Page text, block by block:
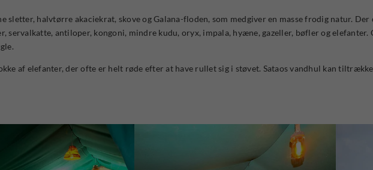
sletter, halvtørre akaciekrat, skove og Galana-floden, som medgiver en masse frodig natur.
servalkatte, antiloper, kongoni, mindre kudu, oryx, impala, hyæne, gazeller, bøfler og
af elefanter, der ofte er helt røde efter at have rullet sig i støvet. Sataos vandhul kan